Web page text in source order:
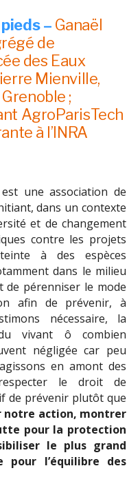
– Ganaël
de
des Eaux
Mienville,
;
AgroParisTech
à l’INRA
une association de
dans un contexte
et de changement
contre les projets
à des espèces
dans le milieu
pérenniser le mode
afin de prévenir, à
nécessaire, la
vivant ô combien
négligée car peu
en amont des
le droit de
de prévenir plutôt que
notre action, montrer
pour la protection
le plus grand
pour l’équilibre des